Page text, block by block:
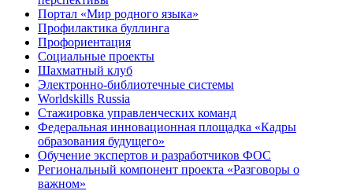
Портал «Мир родного языка»
Профилактика буллинга
Профориентация
Социальные проекты
Шахматный клуб
Электронно-библиотечные системы
Worldskills Russia
Стажировка управленческих команд
Федеральная инновационная площадка «Кадры
образования будущего»
Обучение экспертов и разработчиков ФОС
Региональный компонент проекта «Разговоры о
важном»